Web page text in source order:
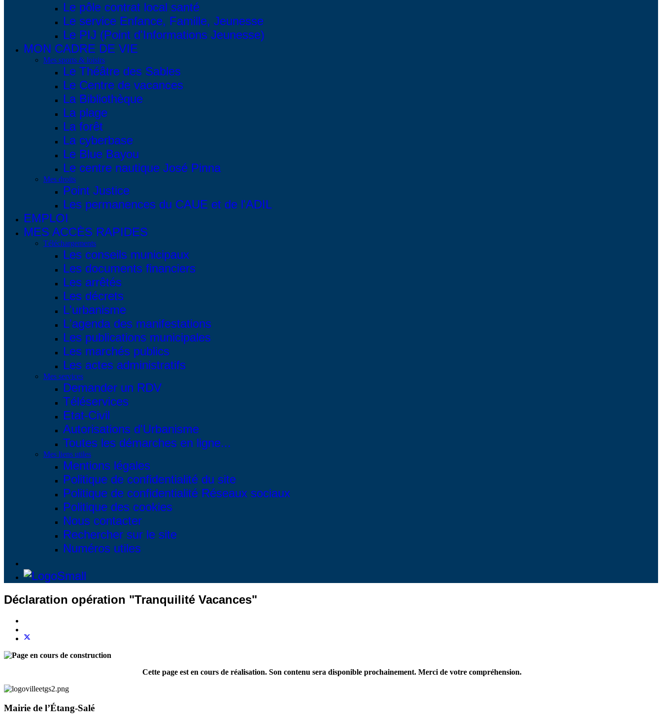
Le pôle contrat local santé
Le service Enfance, Famille, Jeunesse
Le PIJ (Point d'Informations Jeunesse)
MON CADRE DE VIE
Mes sports & loisirs
Le Théâtre des Sables
Le Centre de vacances
La Bibliothèque
La plage
La forêt
La cyberbase
Le Blue Bayou
Le centre nautique José Pinna
Mes droits
Point Justice
Les permanences du CAUE et de l'ADIL
EMPLOI
MES ACCÈS RAPIDES
Téléchargements
Les conseils municipaux
Les documents financiers
Les arrêtés
Les décrets
L'urbanisme
L'agenda des manifestations
Les publications municipales
Les marchés publics
Les actes administratifs
Mes services
Demander un RDV
Téléservices
Etat-Civil
Autorisations d'Urbanisme
Toutes les démarches en ligne...
Mes liens utiles
Mentions légales
Politique de confidentialité du site
Politique de confidentialité Réseaux sociaux
Politique des cookies
Nous contacter
Rechercher sur le site
Numéros utiles
Déclaration opération "Tranquilité Vacances"
Cette page est en cours de réalisation. Son contenu sera disponible prochainement. Merci de votre compréhension.
Mairie de l’Étang-Salé